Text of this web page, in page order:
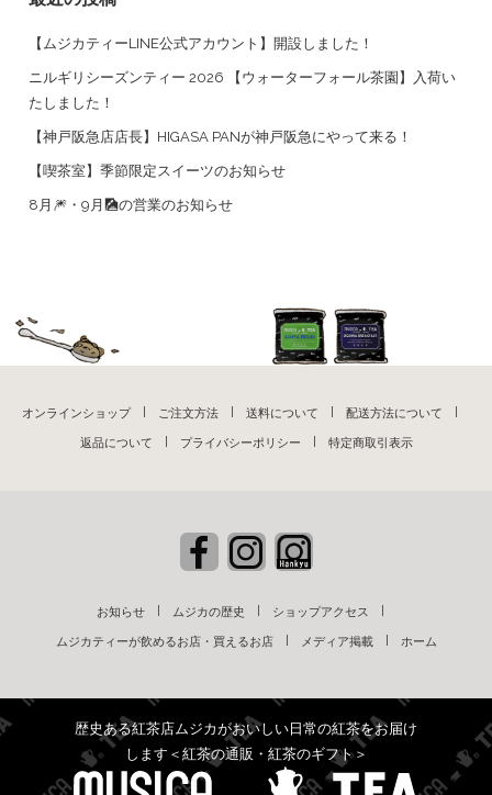
【ムジカティーLINE公式アカウント】開設しました！
ニルギリシーズンティー 2026 【ウォーターフォール茶園】入荷い
たしました！
【神戸阪急店店長】HIGASA PANが神戸阪急にやって来る！
【喫茶室】季節限定スイーツのお知らせ
8月🎆・9月🎑の営業のお知らせ
オンラインショップ ご注文方法 送料について 配送方法について
返品について プライバシーポリシー 特定商取引表示
お知らせ ムジカの歴史 ショップアクセス
ムジカティーが飲めるお店・買えるお店 メディア掲載 ホーム
歴史ある紅茶店ムジカがおいしい日常の紅茶をお届け
します＜紅茶の通販・紅茶のギフト＞